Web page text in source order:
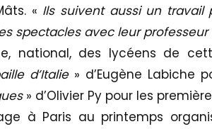
« Ils suivent aussi un
spectacles avec leur professeur
national, des lycéens de
d’Italie» d’Eugène Labiche
» d’Olivier Py pour les
à Paris au printemps